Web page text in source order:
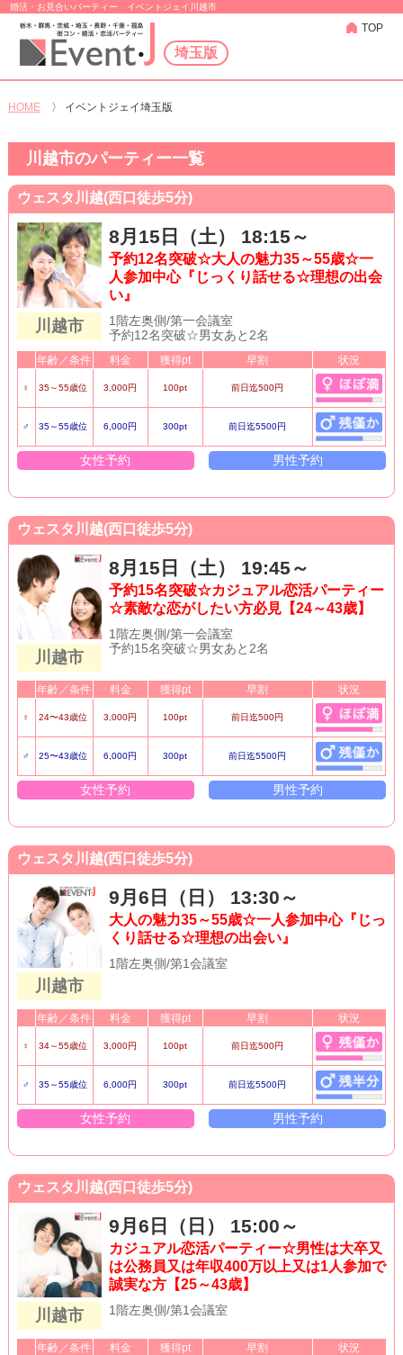
婚活・お見合いパーティー イベントジェイ川越市
埼玉版
TOP
HOME 〉 イベントジェイ埼玉版
川越市のパーティー一覧
ウェスタ川越(西口徒歩5分)
川越市
8月15日（土） 18:15～
予約12名突破☆大人の魅力35～55歳☆一
人参加中心『じっくり話せる☆理想の出会
い』
1階左奥側/第一会議室
予約12名突破☆男女あと2名
年齢／条件 料金 獲得pt 早割 状況
♀ 35～55歳位 3,000円 100pt 前日迄500円
♂ 35～55歳位 6,000円 300pt 前日迄5500円
女性予約 男性予約
ウェスタ川越(西口徒歩5分)
川越市
8月15日（土） 19:45～
予約15名突破☆カジュアル恋活パーティー
☆素敵な恋がしたい方必見【24～43歳】
1階左奥側/第一会議室
予約15名突破☆男女あと2名
年齢／条件 料金 獲得pt 早割 状況
♀ 24〜43歳位 3,000円 100pt 前日迄500円
♂ 25〜43歳位 6,000円 300pt 前日迄5500円
女性予約 男性予約
ウェスタ川越(西口徒歩5分)
川越市
9月6日（日） 13:30～
大人の魅力35～55歳☆一人参加中心『じっ
くり話せる☆理想の出会い』
1階左奥側/第1会議室
年齢／条件 料金 獲得pt 早割 状況
♀ 34～55歳位 3,000円 100pt 前日迄500円
♂ 35～55歳位 6,000円 300pt 前日迄5500円
女性予約 男性予約
ウェスタ川越(西口徒歩5分)
川越市
9月6日（日） 15:00～
カジュアル恋活パーティー☆男性は大卒又
は公務員又は年収400万以上又は1人参加で
誠実な方【25～43歳】
1階左奥側/第1会議室
年齢／条件 料金 獲得pt 早割 状況